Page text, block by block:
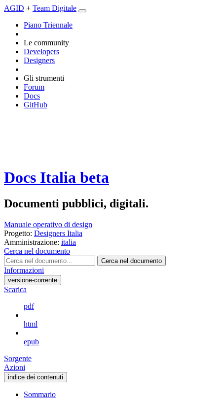
AGID + Team Digitale
Piano Triennale
Le community
Developers
Designers
Gli strumenti
Forum
Docs
GitHub
Docs Italia beta
Documenti pubblici, digitali.
Manuale operativo di design
Progetto: Designers Italia
Amministrazione: italia
Cerca nel documento
Cerca nel documento
Informazioni
versione-corrente
Scarica
pdf
html
epub
Sorgente
Azioni
indice dei contenuti
Sommario